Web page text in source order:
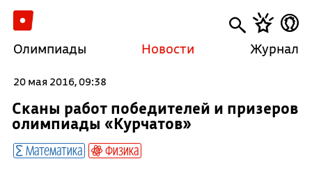
Олимпиады Новости Журнал
20 мая 2016, 09:38
Сканы работ победителей и призеров
олимпиады «Курчатов»
Математика Физика